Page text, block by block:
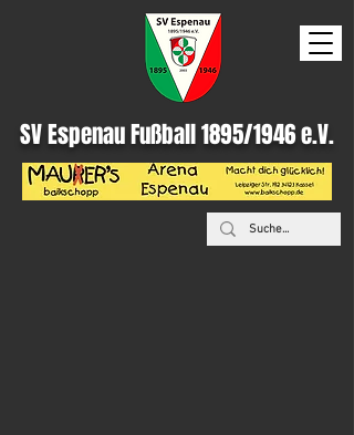
SV Espenau Fußball 1895/1946 e.V.